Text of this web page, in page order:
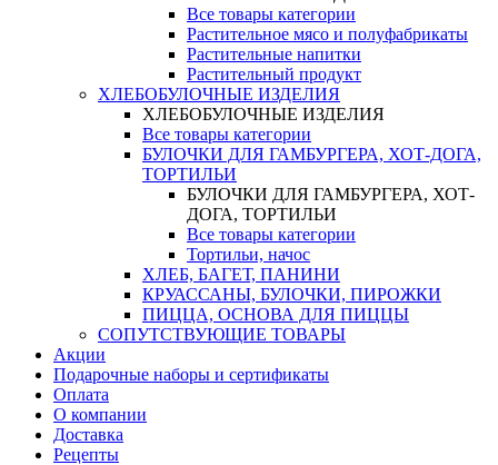
Все товары категории
Растительное мясо и полуфабрикаты
Растительные напитки
Растительный продукт
ХЛЕБОБУЛОЧНЫЕ ИЗДЕЛИЯ
ХЛЕБОБУЛОЧНЫЕ ИЗДЕЛИЯ
Все товары категории
БУЛОЧКИ ДЛЯ ГАМБУРГЕРА, ХОТ-ДОГА,
ТОРТИЛЬИ
БУЛОЧКИ ДЛЯ ГАМБУРГЕРА, ХОТ-
ДОГА, ТОРТИЛЬИ
Все товары категории
Тортильи, начос
ХЛЕБ, БАГЕТ, ПАНИНИ
КРУАССАНЫ, БУЛОЧКИ, ПИРОЖКИ
ПИЦЦА, ОСНОВА ДЛЯ ПИЦЦЫ
СОПУТСТВУЮЩИЕ ТОВАРЫ
Акции
Подарочные наборы и сертификаты
Оплата
О компании
Доставка
Рецепты